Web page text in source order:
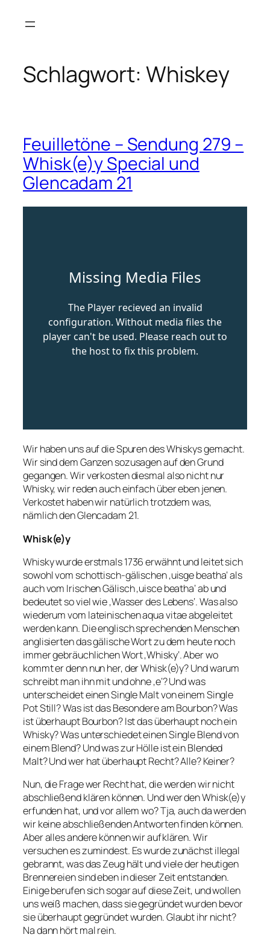
Inhalt
Schlagwort: Whiskey
Feuilletöne – Sendung 279 –
Whisk(e)y Special und
Glencadam 21
Wir haben uns auf die Spuren des Whiskys gemacht.
Wir sind dem Ganzen sozusagen auf den Grund
gegangen. Wir verkosten diesmal also nicht nur
Whisky, wir reden auch einfach über eben jenen.
Verkostet haben wir natürlich trotzdem was,
nämlich den Glencadam 21.
Whisk(e)y
Whisky wurde erstmals 1736 erwähnt und leitet sich
sowohl vom schottisch-gälischen ‚uisge beatha‘ als
auch vom Irischen Gälisch ‚uisce beatha‘ ab und
bedeutet so viel wie ‚Wasser des Lebens‘. Was also
wiederum vom lateinischen aqua vitae abgeleitet
werden kann. Die englisch sprechenden Menschen
anglisierten das gälische Wort zu dem heute noch
immer gebräuchlichen Wort ‚Whisky‘. Aber wo
kommt er denn nun her, der Whisk(e)y? Und warum
schreibt man ihn mit und ohne ‚e‘? Und was
unterscheidet einen Single Malt von einem Single
Pot Still? Was ist das Besondere am Bourbon? Was
ist überhaupt Bourbon? Ist das überhaupt noch ein
Whisky? Was unterschiedet einen Single Blend von
einem Blend? Und was zur Hölle ist ein Blended
Malt? Und wer hat überhaupt Recht? Alle? Keiner?
Nun, die Frage wer Recht hat, die werden wir nicht
abschließend klären können. Und wer den Whisk(e)y
erfunden hat, und vor allem wo? Tja, auch da werden
wir keine abschließenden Antworten finden können.
Aber alles andere können wir aufklären. Wir
versuchen es zumindest. Es wurde zunächst illegal
gebrannt, was das Zeug hält und viele der heutigen
Brennereien sind eben in dieser Zeit entstanden.
Einige berufen sich sogar auf diese Zeit, und wollen
uns weiß machen, dass sie gegründet wurden bevor
sie überhaupt gegründet wurden. Glaubt ihr nicht?
Na dann hört mal rein.